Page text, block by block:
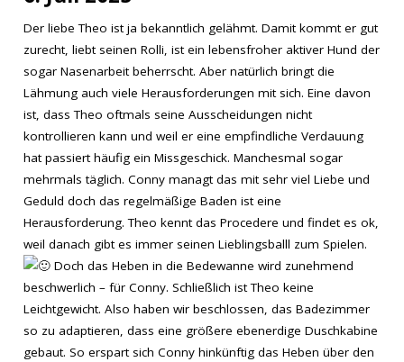
Der liebe Theo ist ja bekanntlich gelähmt. Damit kommt er gut
zurecht, liebt seinen Rolli, ist ein lebensfroher aktiver Hund der
sogar Nasenarbeit beherrscht. Aber natürlich bringt die
Lähmung auch viele Herausforderungen mit sich. Eine davon
ist, dass Theo oftmals seine Ausscheidungen nicht
kontrollieren kann und weil er eine empfindliche Verdauung
hat passiert häufig ein Missgeschick. Manchesmal sogar
mehrmals täglich. Conny managt das mit sehr viel Liebe und
Geduld doch das regelmäßige Baden ist eine
Herausforderung. Theo kennt das Procedere und findet es ok,
weil danach gibt es immer seinen Lieblingsballl zum Spielen.
Doch das Heben in die Bedewanne wird zunehmend
beschwerlich – für Conny. Schließlich ist Theo keine
Leichtgewicht. Also haben wir beschlossen, das Badezimmer
so zu adaptieren, dass eine größere ebenerdige Duschkabine
gebaut. So erspart sich Conny hinkünftig das Heben über den